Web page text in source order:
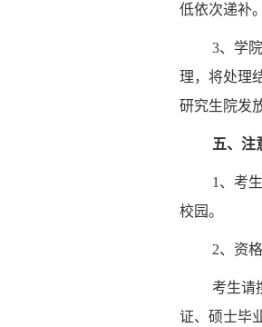
低依次递补
3、学
理，将处理
研究生院发
五、注
1、考
校园。
2、资
考生请
证、硕士毕